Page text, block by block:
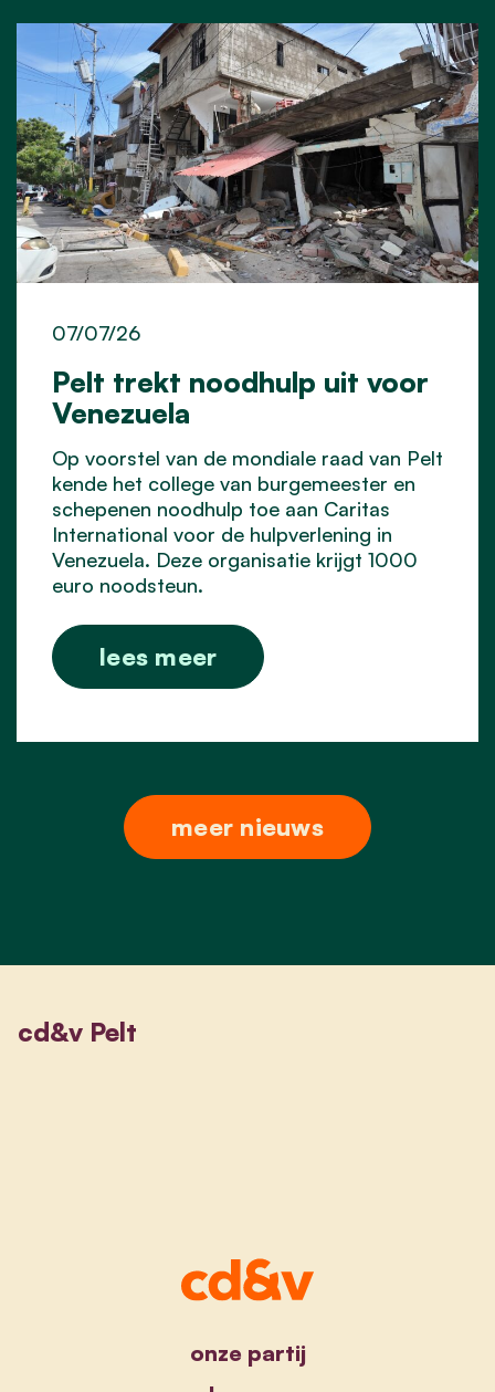
Pelt trekt noodhulp uit voor
Venezuela
07/07/26
Op voorstel van de mondiale raad van Pelt
kende het college van burgemeester en
schepenen noodhulp toe aan Caritas
International voor de hulpverlening in
Venezuela. Deze organisatie krijgt 1000
euro noodsteun.
lees meer
meer nieuws
cd&v Pelt
onze partij